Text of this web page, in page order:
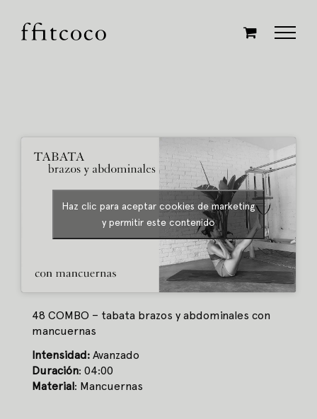
contenido
Haz clic para aceptar cookies de marketing
y permitir este contenido
48 COMBO – tabata brazos y abdominales con
mancuernas
Intensidad: Avanzado
Duración: 04:00
Material: Mancuernas